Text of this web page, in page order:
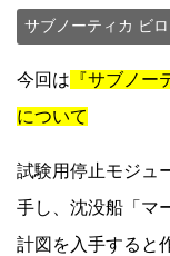
サブノーティカ ビ
今回は 『サブノ
について
試験用停止モジュ
手し、沈没船「マ
計図を入手すると